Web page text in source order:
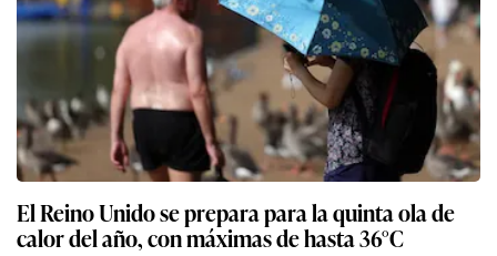
El Reino Unido se prepara para la quinta ola de
calor del año, con máximas de hasta 36°C